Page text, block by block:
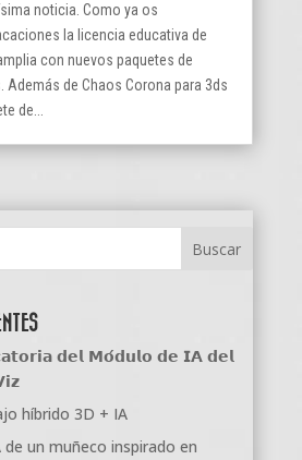
noticia. Como ya os
la licencia educativa de
con nuevos paquetes de
de Chaos Corona para 3ds
de...
𝗱𝗲𝗹 𝗠𝗼́𝗱𝘂𝗹𝗼 𝗱𝗲 𝗜𝗔 𝗱𝗲𝗹
híbrido 3D + IA
un muñeco inspirado en